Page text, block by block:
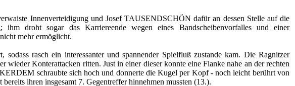
Innenverteidigung und Josef TAUSENDSCHÖN dafür an dessen Stelle auf die
droht sogar das Karriereende wegen eines Bandscheibenvorfalles und einer
mehr ermöglicht.
rasch ein interessanter und spannender Spielfluß zustande kam. Die Ragnitzer
Konterattacken ritten. Just in einer dieser konnte eine Flanke nahe an der rechten
schraubte sich hoch und donnerte die Kugel per Kopf - noch leicht berührt von
ihren insgesamt 7. Gegentreffer hinnehmen mussten (13.).